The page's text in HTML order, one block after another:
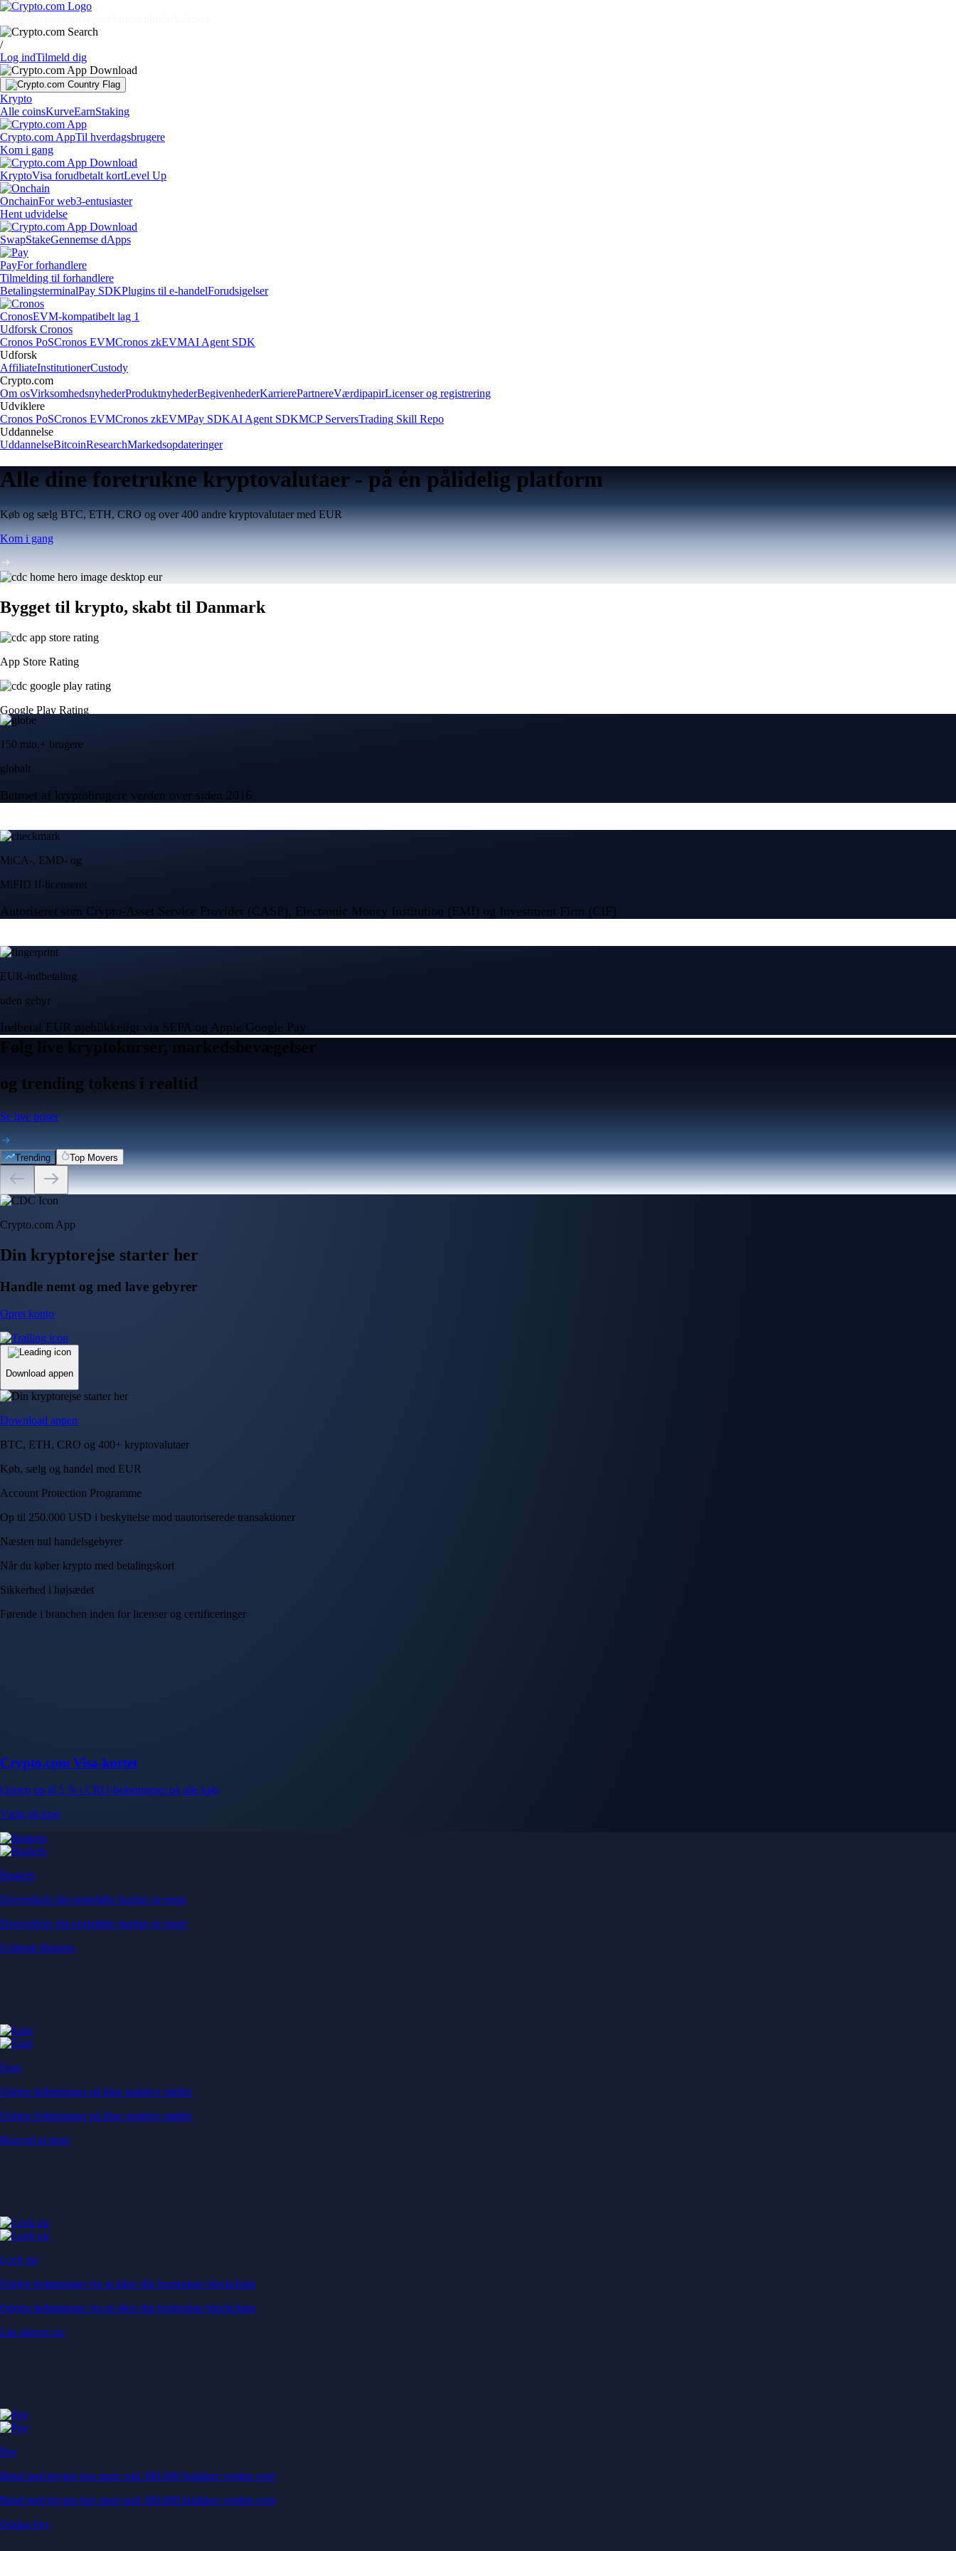
/
Log indTilmeld dig
Krypto
Alle coinsKurveEarnStaking
Crypto.com AppTil hverdagsbrugere
Kom i gang
KryptoVisa forudbetalt kortLevel Up
OnchainFor web3-entusiaster
Hent udvidelse
SwapStakeGennemse dApps
PayFor forhandlere
Tilmelding til forhandlere
BetalingsterminalPay SDKPlugins til e-handelForudsigelser
CronosEVM-kompatibelt lag 1
Udforsk Cronos
Cronos PoSCronos EVMCronos zkEVMAI Agent SDK
Udforsk
AffiliateInstitutionerCustody
Crypto.com
Om osVirksomhedsnyhederProduktnyhederBegivenhederKarrierePartnereVærdipapirLicenser og registrering
Udviklere
Cronos PoSCronos EVMCronos zkEVMPay SDKAI Agent SDKMCP ServersTrading Skill Repo
Uddannelse
UddannelseBitcoinResearchMarkedsopdateringer
Alle dine foretrukne kryptovalutaer - på én pålidelig platform
Køb og sælg BTC, ETH, CRO og over 400 andre kryptovalutaer med EUR
Kom i gang
Bygget til krypto, skabt til Danmark
App Store Rating
Google Play Rating
150 mio.+ brugere
globalt
Betroet af kryptobrugere verden over siden 2016
MiCA-, EMD- og
MiFID II-licenseret
Autoriseret som Crypto-Asset Service Provider (CASP), Electronic Money Institution (EMI) og Investment Firm (CIF)
EUR-indbetaling
uden gebyr
Indbetal EUR øjeblikkeligt via SEPA og Apple/Google Pay
Følg live kryptokurser, markedsbevægelser
og trending tokens i realtid
Se live priser
Trending Top Movers
Crypto.com App
Din kryptorejse starter her
Handle nemt og med lave gebyrer
Opret konto
Download appen
Download appen
BTC, ETH, CRO og 400+ kryptovalutaer
Køb, sælg og handel med EUR
Account Protection Programme
Op til 250.000 USD i beskyttelse mod uautoriserede transaktioner
Næsten nul handelsgebyrer
Når du køber krypto med betalingskort
Sikkerhed i højsædet
Førende i branchen inden for licenser og certificeringer
Crypto.com Visa-kortet
Optjen op til 5 % i CRO-belønninger på alle køb
Vælg dit kort
Baskets
Diversificér din portefølje hurtigt og nemt
Diversificér din portefølje hurtigt og nemt
Udforsk Baskets
Earn
Optjen belønninger på dine inaktive midler
Optjen belønninger på dine inaktive midler
Begynd at tjene
Lock up
Optjen belønninger for at sikre din foretrukne blockchain
Optjen belønninger for at sikre din foretrukne blockchain
Lås aktiver nu
Pay
Betal med krypto hos mere end 300.000 butikker verden over
Betal med krypto hos mere end 300.000 butikker verden over
Opdag Pay